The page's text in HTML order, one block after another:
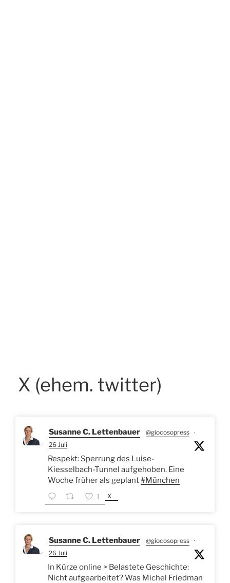
X (ehem. twitter)
Susanne C. Lettenbauer @giocosopress ·
26 Juli
Respekt: Sperrung des Luise-
Kiesselbach-Tunnel aufgehoben. Eine
Woche früher als geplant#München
1 X
Susanne C. Lettenbauer @giocosopress ·
26 Juli
In Kürze online > Belastete Geschichte:
Nicht aufgearbeitet? Was Michel Friedman